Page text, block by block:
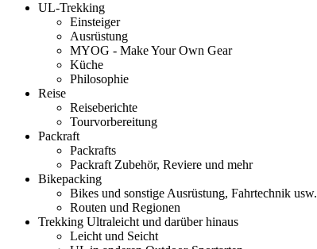
UL-Trekking
Einsteiger
Ausrüstung
MYOG - Make Your Own Gear
Küche
Philosophie
Reise
Reiseberichte
Tourvorbereitung
Packraft
Packrafts
Packraft Zubehör, Reviere und mehr
Bikepacking
Bikes und sonstige Ausrüstung, Fahrtechnik usw.
Routen und Regionen
Trekking Ultraleicht und darüber hinaus
Leicht und Seicht